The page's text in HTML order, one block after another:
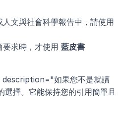
要求時，才使用 藍皮書
如果您不是就讀
擇。它能保持您的引用簡單且